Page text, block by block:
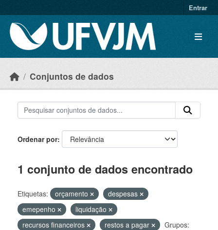
Entrar
Conjuntos de dados
Ordenar por
1 conjunto de dados encontrado
Etiquetas: orçamento
despesas
emepenho
liquidação
recursos financeiros
restos a pagar
Grupos: